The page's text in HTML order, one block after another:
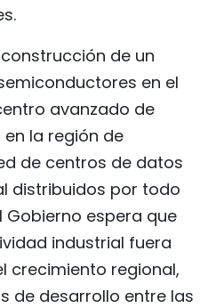
de un
en el
avanzado de
la región de
de centros de datos
distribuidos por todo
Gobierno espera que
industrial fuera
crecimiento regional,
de desarrollo entre las